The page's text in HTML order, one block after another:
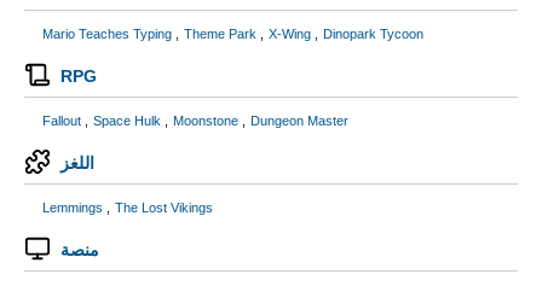
Mario Teaches Typing Theme Park X-Wing Dinopark Tycoon
RPG
Fallout Space Hulk Moonstone Dungeon Master
اللغز
Lemmings The Lost Vikings
منصة